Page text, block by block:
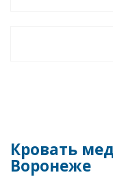
Кровать
Воронеже